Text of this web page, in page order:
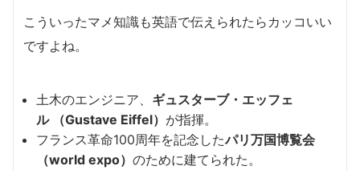
こういったマメ知識も英語で伝えられたらカッコいい
ですよね。
土木のエンジニア、 ギュスターブ・エッフェ
ル（Gustave Eiffel） が指揮。
フランス革命100周年を記念したパリ万国博覧会
（world expo） のために建てられた。